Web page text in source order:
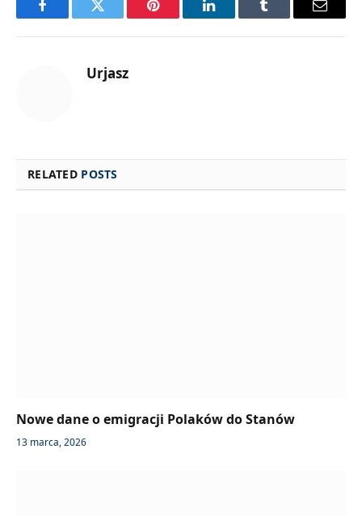
FacebookTwitter Pinterest LinkedInTumblr Email
Urjasz
RELATED POSTS
Nowe dane o emigracji Polaków do Stanów
13 marca, 2026